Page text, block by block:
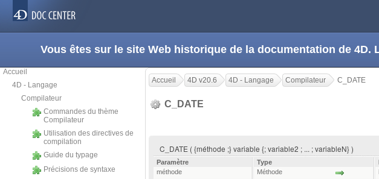
Vous êtes sur le site Web historique de la documentation de
Accueil
4D - Langage
Compilateur
Commandes du thème
Compilateur
Utilisation des directives de
compilation
Guide du typage
Précisions de syntaxe
Accueil 4D v20.6 4D - Langage Compilateur C_DATE
C_DATE
C_DATE ( {méthode ;} variable {; variable2 ; ... ; variableN} )
Paramètre Type
méthode
Méthode